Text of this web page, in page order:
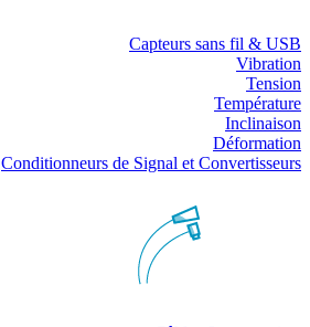
Capteurs sans fil & USB
Vibration
Tension
Température
Inclinaison
Déformation
Conditionneurs de Signal et Convertisseurs